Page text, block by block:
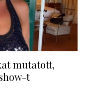
mutatott,
t